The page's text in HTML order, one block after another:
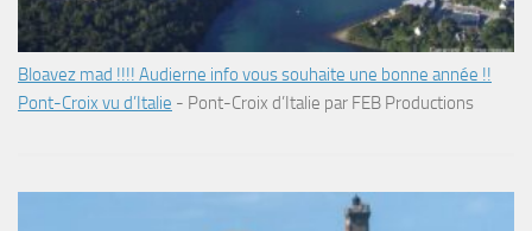
Bloavez mad !!!! Audierne info vous souhaite une bonne année !!
Pont-Croix vu d’Italie - Pont-Croix d’Italie par FEB Productions